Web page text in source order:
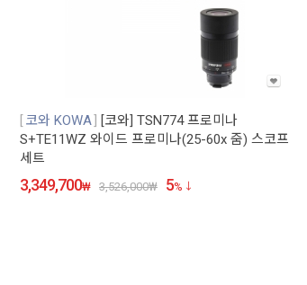
코와 KOWA
[코와] TSN774 프로미나
S+TE11WZ 와이드 프로미나(25-60x 줌) 스코프
세트
3,349,700₩ 3,526,000₩ 5%